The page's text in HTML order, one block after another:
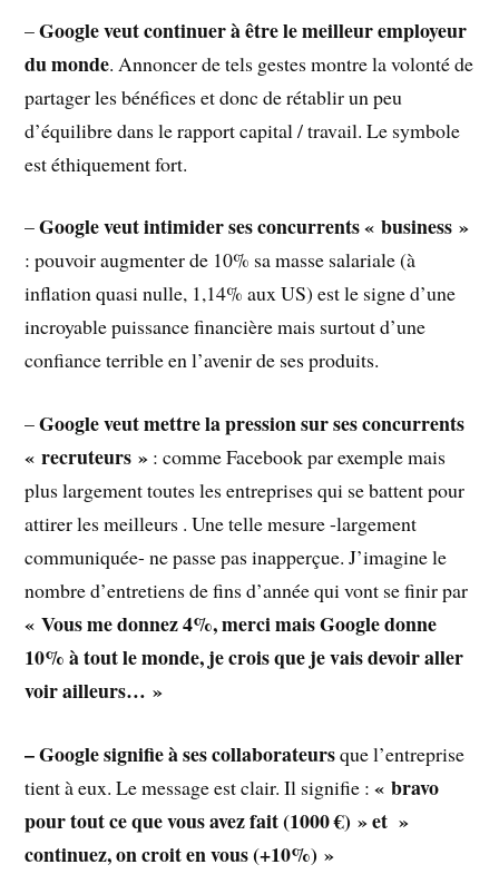
–Google veut continuer à être le meilleur employeur
du monde. Annoncer de tels gestes montre la volonté de
partager les bénéfices et donc de rétablir un peu
d’équilibre dans le rapport capital / travail. Le symbole
est éthiquement fort.
–Google veut intimider ses concurrents « business »
: pouvoir augmenter de 10% sa masse salariale (à
inflation quasi nulle, 1,14% aux US) est le signe d’une
incroyable puissance financière mais surtout d’une
confiance terrible en l’avenir de ses produits.
–Google veut mettre la pression sur ses concurrents
« recruteurs » : comme Facebook par exemple mais
plus largement toutes les entreprises qui se battent pour
attirer les meilleurs . Une telle mesure -largement
communiquée- ne passe pas inapperçue. J’imagine le
nombre d’entretiens de fins d’année qui vont se finir par
« Vous me donnez 4%, merci mais Google donne
10% à tout le monde, je crois que je vais devoir aller
voir ailleurs… »
– Google signifie à ses collaborateursque l’entreprise
tient à eux. Le message est clair. Il signifie :« bravo
pour tout ce que vous avez fait (1000 €) » et »
continuez, on croit en vous (+10%) »